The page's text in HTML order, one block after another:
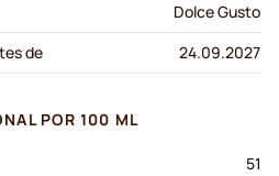
Dolce Gusto
de
24.09.2027
POR 100 ML
51